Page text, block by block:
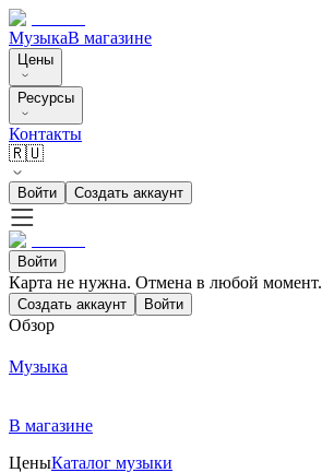
МузыкаВ магазине
Цены
Ресурсы
Контакты
🇷🇺
Войти Создать аккаунт
Войти
Карта не нужна. Отмена в любой момент.
Создать аккаунт Войти
Обзор
Музыка
В магазине
ЦеныКаталог музыки